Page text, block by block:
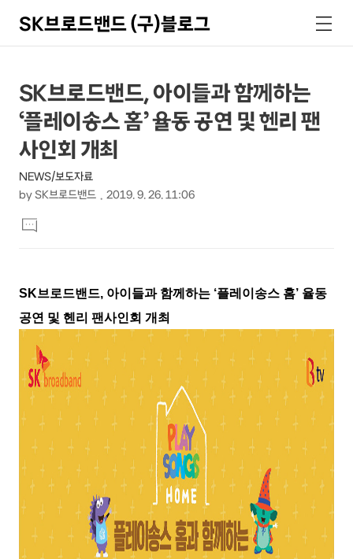
SK브로드밴드 (구)블로그
색
메
뉴
상
세
컨
텐
츠
본
문
제
목
SK브로드밴드, 아이들과 함께하는
‘플레이송스 홈’ 율동 공연 및 헨리 팬
사인회 개최
NEWS/보도자료
by SK브로드밴드 2019. 9. 26. 11:06
문
댓
글
SK브로드밴드, 아이들과 함께하는 ‘플레이송스 홈’ 율동
공연 및 헨리 팬사인회 개최